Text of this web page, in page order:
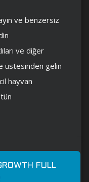
ve benzersiz
ve diğer
üstesinden gelin
hayvan
FULL